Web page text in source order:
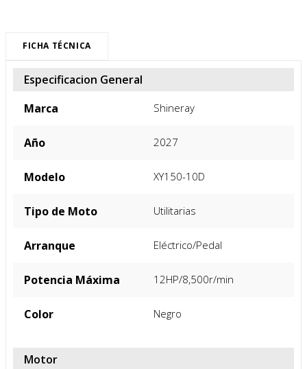
FICHA TÉCNICA
Especificacion General
Marca
Shineray
Año 2027
Modelo XY150-10D
Tipo de Moto Utilitarias
Arranque Eléctrico/Pedal
Potencia Máxima 12HP/8,500r/min
Color Negro
Motor